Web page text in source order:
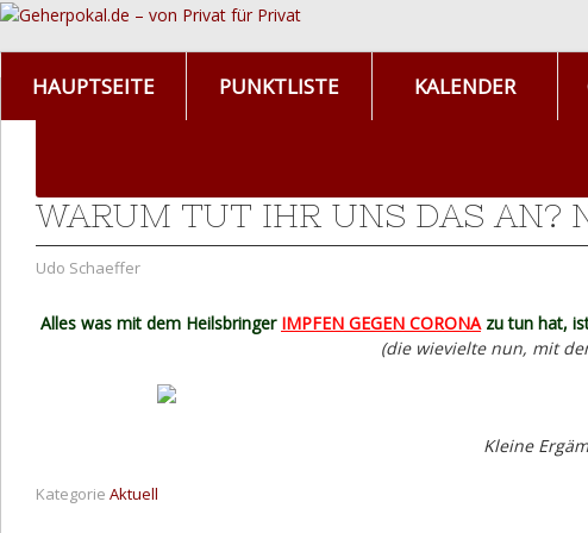
HAUPTSEITE PUNKTLISTE KALENDER
WARUM TUT IHR UNS DAS AN?
Udo Schaeffer
Alles was mit dem Heilsbringer IMPFEN GEGEN CORONA zu tun hat,
(die wievielte nun, mit
Kleine
Kategorie Aktuell